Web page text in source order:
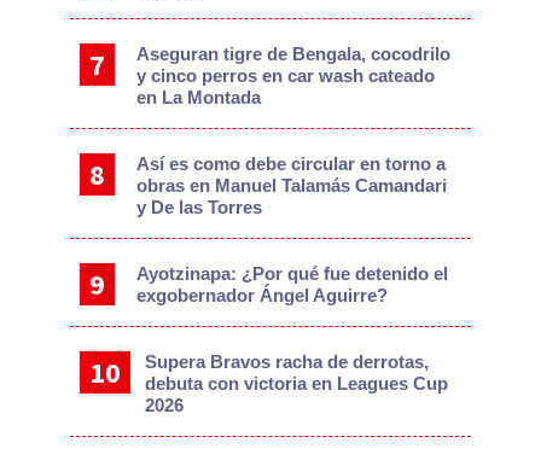
Aseguran tigre de Bengala, cocodrilo
y cinco perros en car wash cateado
en La Montada
Así es como debe circular en torno a
obras en Manuel Talamás Camandari
y De las Torres
Ayotzinapa: ¿Por qué fue detenido el
exgobernador Ángel Aguirre?
Supera Bravos racha de derrotas,
debuta con victoria en Leagues Cup
2026